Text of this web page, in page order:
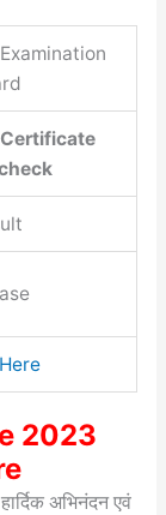
Certificate
2023
अभिनंदन एवं